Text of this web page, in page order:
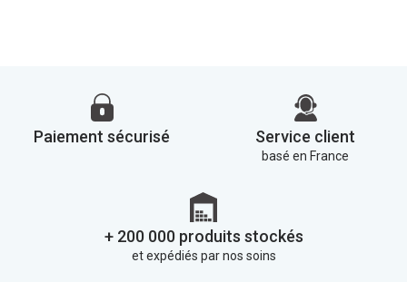
Paiement sécurisé Service client
basé en France
+ 200 000 produits stockés
et expédiés par nos soins